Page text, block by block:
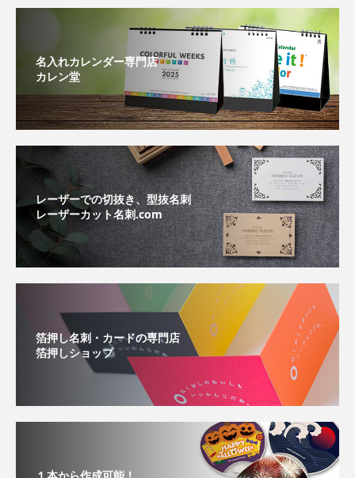
名入れカレンダー専門店
カレン堂
レーザーでの切抜き、型抜名刺
レーザーカット名刺.com
箔押し名刺・カードの専門店
箔押しショップ